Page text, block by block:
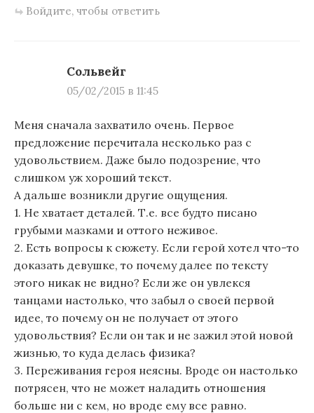
Войдите, чтобы ответить
Сольвейг
05/02/2015 в 11:45
Меня сначала захватило очень. Первое
предложение перечитала несколько раз с
удовольствием. Даже было подозрение, что
слишком уж хороший текст.
А дальше возникли другие ощущения.
1. Не хватает деталей. Т.е. все будто писано
грубыми мазками и оттого неживое.
2. Есть вопросы к сюжету. Если герой хотел что-то
доказать девушке, то почему далее по тексту
этого никак не видно? Если же он увлекся
танцами настолько, что забыл о своей первой
идее, то почему он не получает от этого
удовольствия? Если он так и не зажил этой новой
жизнью, то куда делась физика?
3. Переживания героя неясны. Вроде он настолько
потрясен, что не может наладить отношения
больше ни с кем, но вроде ему все равно.